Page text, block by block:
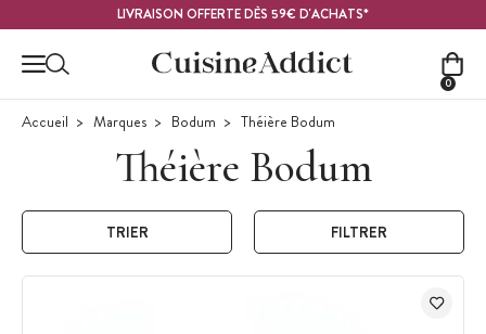
LIVRAISON OFFERTE DÈS 59€ D'ACHATS*
0
Accueil Marques Bodum Théière Bodum
Théière Bodum
TRIER FILTRER